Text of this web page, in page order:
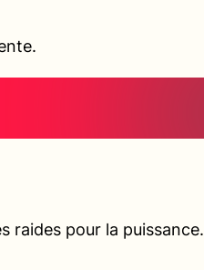
raides pour la puissance.